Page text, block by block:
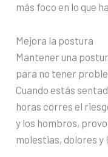
más foco en lo que
Mejora la postura
Mantener una
para no tener
Cuando estás
horas corres el
y los hombros,
molestias, dolores y